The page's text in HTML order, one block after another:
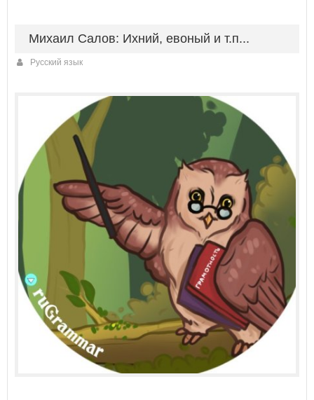
Михаил Салов: Ихний, евоный и т.п...
Русский язык